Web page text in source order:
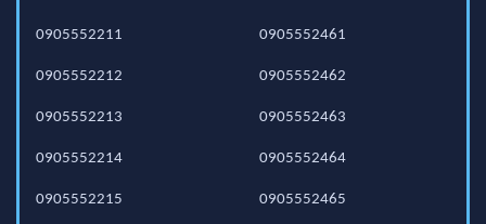
0905552211
0905552212
0905552213
0905552214
0905552215
0905552461
0905552462
0905552463
0905552464
0905552465